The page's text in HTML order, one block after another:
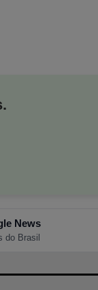
News
do Brasil